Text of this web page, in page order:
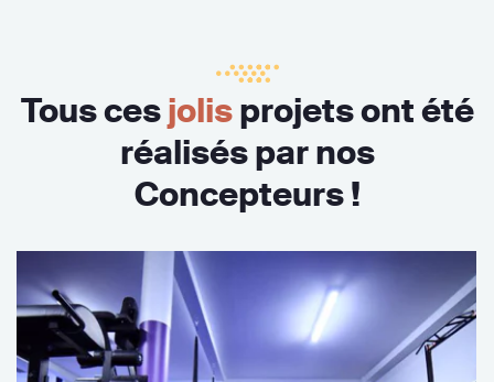
Tous cesjolisprojets ont été
réalisés par nos
Concepteurs !